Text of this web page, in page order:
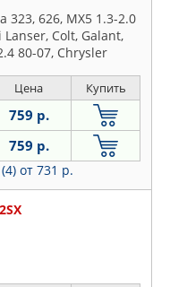
323, 626, MX5 1.3-2.0
Colt, Galant,
80-07, Chrysler
87-00 88 град.
Цена Купить
759 р.
759 р.
от 731 р.